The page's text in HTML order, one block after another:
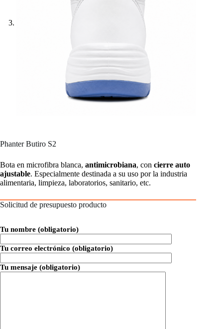
Phanter Butiro S2
Bota en microfibra blanca, antimicrobiana, con cierre auto
ajustable. Especialmente destinada a su uso por la industria
alimentaria, limpieza, laboratorios, sanitario, etc.
Solicitud de presupuesto producto
Tu nombre (obligatorio)
Tu correo electrónico (obligatorio)
Tu mensaje (obligatorio)